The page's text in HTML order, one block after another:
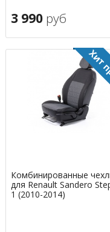
3 990 руб
Комбинированные
для Renault Sandero
1 (2010-2014)